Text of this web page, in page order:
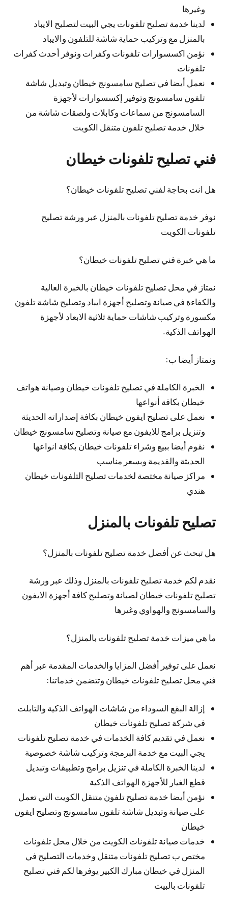
وغيرها
لدينا خدمة تصليح تلفونات يجي البيت لتصليح الايباد
بالمنزل مع وتركيب حماية شاشة للتلفون والايباد
نؤمن اكسسوارات تلفونات وكفرات ونوفر أحدث كفرات
تلفونات
نعمل أيضا في تصليح سامسونج خيطان وتبديل شاشة
تلفون سامسونج وتوفير إكسسوارات لأجهزة
السامسونج من سماعات وكابلات ولصقات شاشة من
خلال خدمة تصليح تلفون متنقل الكويت
فني تصليح تلفونات خيطان
هل انت بحاجة لفني تصليح تلفونات خيطان؟
نوفر خدمة تصليح تلفونات بالمنزل عبر ورشة تصليح
تلفونات الكويت
ما هي خبرة فني تصليح تلفونات خيطان؟
نمتاز في محل تصليح تلفونات خيطان بالخبرة العالية
والكفاءة في صيانة وتصليح أجهزة ايباد وتصليح شاشة تلفون
مكسورة وتركيب شاشات حماية ثلاثية الابعاد لأجهزة
الهواتف الذكية.
ونمتاز أيضا ب:
الخبرة الكاملة في تصليح تلفونات خيطان وصيانة هواتف
خيطان بكافة أنواعها
نعمل على تصليح ايفون خيطان بكافة إصداراته الحديثة
وتنزيل برامج للايفون مع صيانة وتصليح سامسونج خيطان
نقوم أيضا ببيع وشراء تلفونات خيطان بكافة انواعها
الحديثة والقديمة وبسعر مناسب
مراكز صيانة مختصة لخدمات تصليح التلفونات خيطان
هندي
تصليح تلفونات بالمنزل
هل تبحث عن أفضل خدمة تصليح تلفونات بالمنزل؟
نقدم لكم خدمة تصليح تلفونات بالمنزل وذلك عبر ورشة
تصليح تلفونات خيطان لصيانة وتصليح كافة أجهزة الايفون
والسامسونج والهواوي وغيرها
ما هي ميزات خدمة تصليح تلفونات بالمنزل؟
نعمل على توفير أفضل المزايا والخدمات المقدمة عبر أهم
فني محل تصليح تلفونات خيطان وتتضمن خدماتنا:
إزالة البقع السوداء من شاشات الهواتف الذكية والتابلت
في شركة تصليح تلفونات خيطان
نعمل في تقديم كافة الخدمات في خدمة تصليح تلفونات
يجي البيت مع خدمة البرمجة وتركيب شاشة خصوصية
لدينا الخبرة الكاملة في تنزيل برامج وتطبيقات وتبديل
قطع الغيار للأجهزة الهواتف الذكية
نؤمن أيضا خدمة تصليح تلفون متنقل الكويت التي تعمل
على صيانة وتبديل شاشة تلفون سامسونج وتصليح ايفون
خيطان
خدمات صيانة تلفونات الكويت من خلال محل تلفونات
مختص ب تصليح تلفونات متنقل وخدمات التصليح في
المنزل في خيطان مبارك الكبير يوفرها لكم فني تصليح
تلفونات بالبيت